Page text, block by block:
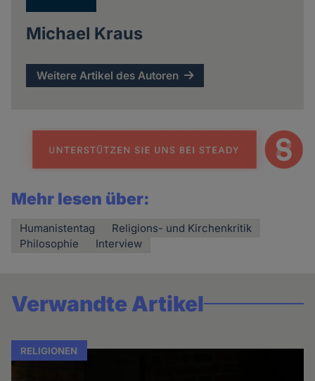
Michael Kraus
Weitere Artikel des Autoren
Mehr lesen über:
Humanistentag
Religions- und Kirchenkritik
Philosophie
Interview
Verwandte Artikel
RELIGIONEN